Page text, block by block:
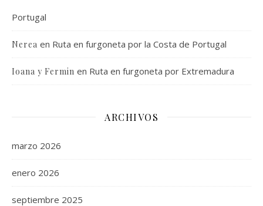
Portugal
Nerea en Ruta en furgoneta por la Costa de Portugal
Ioana y Fermin en Ruta en furgoneta por Extremadura
ARCHIVOS
marzo 2026
enero 2026
septiembre 2025